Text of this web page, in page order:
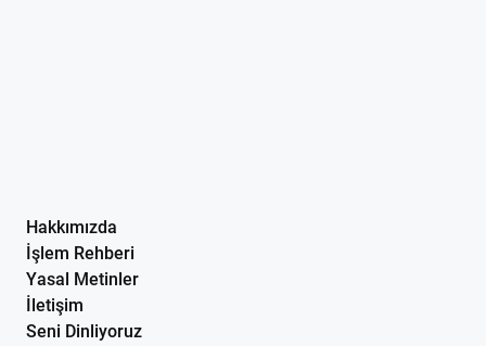
Hakkımızda
İşlem Rehberi
Yasal Metinler
İletişim
Seni Dinliyoruz